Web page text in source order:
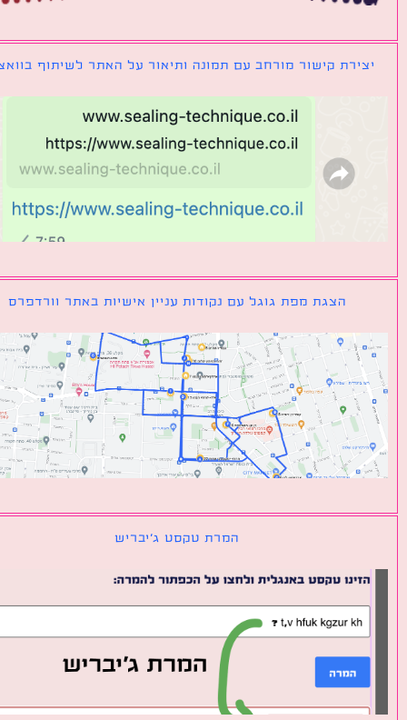
קישור מורחב עם תמונה ותיאור על האתר לשיתוף בוואצאפ
הצגת מפת גוגל עם נקודות עניין אישיות באתר וורדפרס
המרת טקסט ג׳יבריש